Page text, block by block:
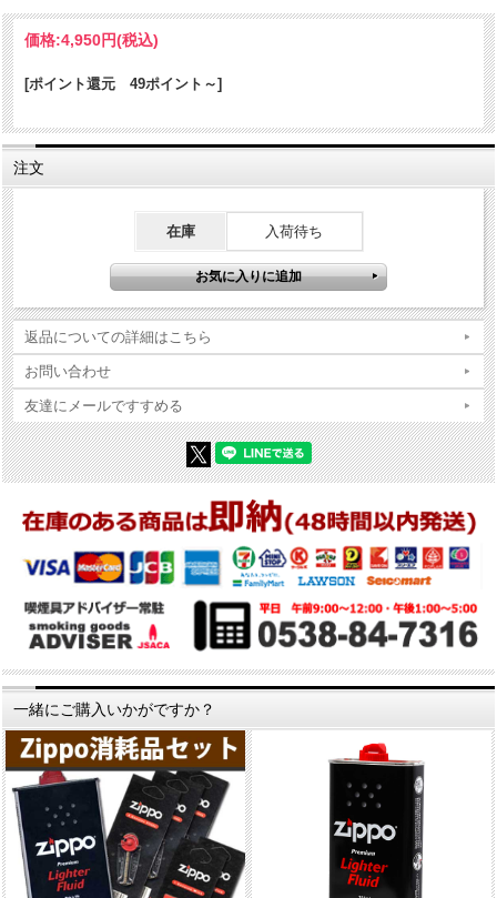
説明書等:あり
年・月は、一致しない場合がございます。ストックを利用する関係上
ずれが生じます(場合によっては数年)。
※当店では真贋確認の上、簡易クリーニング、フリントの発火ができ
写真やコンディション説明をご確認の上ご購入ください。
価格:4,950円(税込)
[ポイント還元 49ポイント～]
注文
在庫 入荷待ち
返品についての詳細はこちら
お問い合わせ
友達にメールですすめる
一緒にご購入いかがですか？